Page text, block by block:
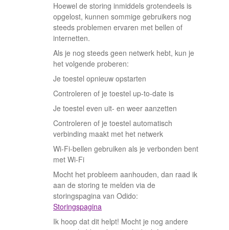
Hoewel de storing inmiddels grotendeels is
opgelost, kunnen sommige gebruikers nog
steeds problemen ervaren met bellen of
internetten.
Als je nog steeds geen netwerk hebt, kun je
het volgende proberen:
Je toestel opnieuw opstarten
Controleren of je toestel up-to-date is
Je toestel even uit- en weer aanzetten
Controleren of je toestel automatisch
verbinding maakt met het netwerk
Wi-Fi-bellen gebruiken als je verbonden bent
met Wi-Fi
Mocht het probleem aanhouden, dan raad ik
aan de storing te melden via de
storingspagina van Odido:
Storingspagina
Ik hoop dat dit helpt! Mocht je nog andere